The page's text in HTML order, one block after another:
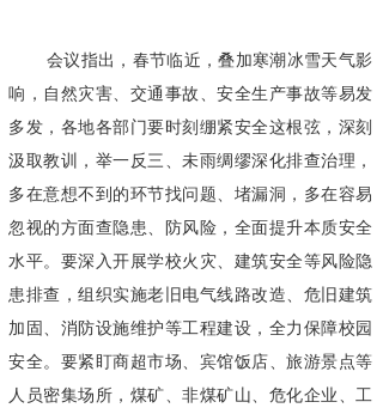
会议指出，春节临近，叠加寒潮冰雪天气影
响，自然灾害、交通事故、安全生产事故等易发
多发，各地各部门要时刻绷紧安全这根弦，深刻
汲取教训，举一反三、未雨绸缪深化排查治理，
多在意想不到的环节找问题、堵漏洞，多在容易
忽视的方面查隐患、防风险，全面提升本质安全
水平。要深入开展学校火灾、建筑安全等风险隐
患排查，组织实施老旧电气线路改造、危旧建筑
加固、消防设施维护等工程建设，全力保障校园
安全。要紧盯商超市场、宾馆饭店、旅游景点等
人员密集场所，煤矿、非煤矿山、危化企业、工